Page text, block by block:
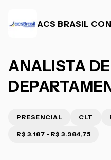
ACS BRASIL
ANALISTA DE
PRESENCIAL CLT
R$ 3.187 - R$ 3.984,75